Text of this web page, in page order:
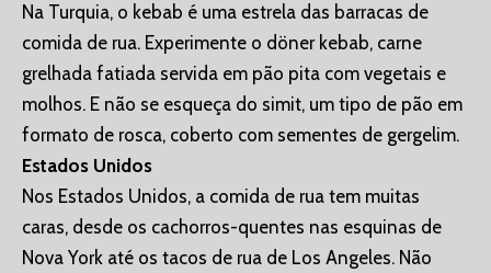
Na Turquia, o kebab é uma estrela das barracas de
comida de rua. Experimente o döner kebab, carne
grelhada fatiada servida em pão pita com vegetais e
molhos. E não se esqueça do simit, um tipo de pão em
formato de rosca, coberto com sementes de gergelim.
Estados Unidos
Nos Estados Unidos, a comida de rua tem muitas
caras, desde os cachorros-quentes nas esquinas de
Nova York até os tacos de rua de Los Angeles. Não